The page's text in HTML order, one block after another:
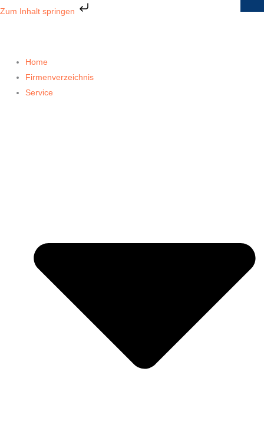
Zum Inhalt springen
Zum
Home
Firmenverzeichnis
Service